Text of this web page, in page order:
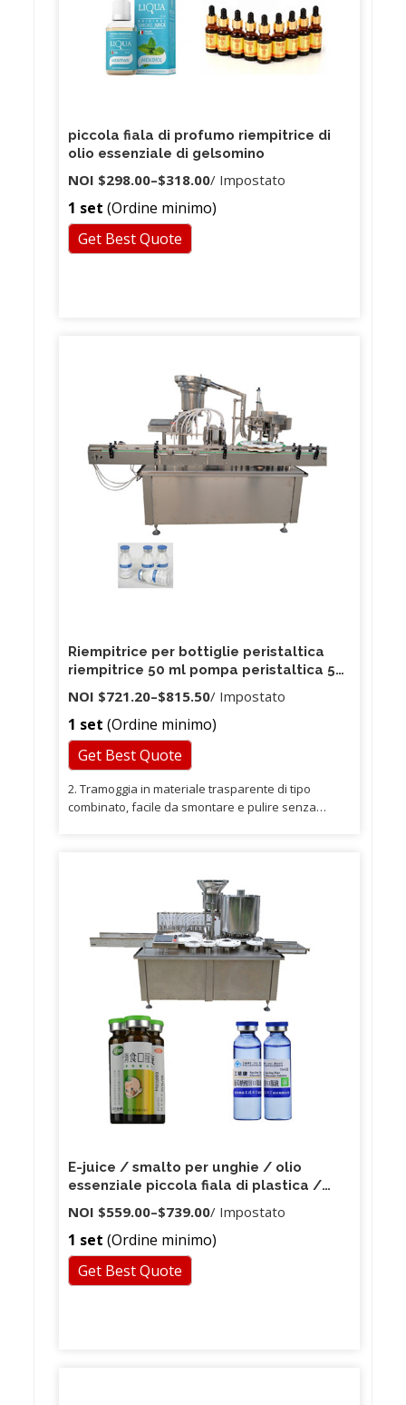
piccola fiala di profumo riempitrice di
olio essenziale di gelsomino
NOI $298.00–$318.00/ Impostato
1 set (Ordine minimo)
Get Best Quote
Riempitrice per bottiglie peristaltica
riempitrice 50 ml pompa peristaltica 50
NOI $721.20–$815.50/ Impostato
1 set (Ordine minimo)
Get Best Quote
2. Tramoggia in materiale trasparente di tipo
combinato, facile da smontare e pulire senza
e tutte le parti a contatto con il prodotto sono
realizzate in acciaio inossidabile, nel pieno rispetto
dello standard GMP.
E-juice / smalto per unghie / olio
essenziale piccola fiala di plastica /
bottiglia di vetro imbottigliatrice, mini
macchina di riempimento del profumo
NOI $559.00–$739.00/ Impostato
1 set (Ordine minimo)
Get Best Quote